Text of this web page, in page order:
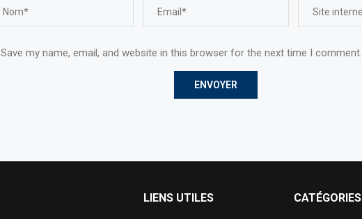
Save my name, email, and website in this browser for the next time I comment.
LIENS UTILES CATÉGORIES